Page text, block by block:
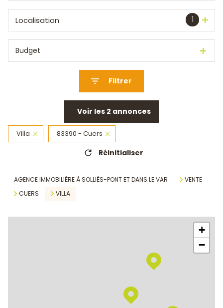
1
Localisation
Budget
Filtrer
Voir les 2 annonces
Villa 83390 - Cuers
Réinitialiser
AGENCE IMMOBILIÈRE À SOLLIÈS-PONT ET DANS LE VAR
VENTE
CUERS
VILLA
+
−